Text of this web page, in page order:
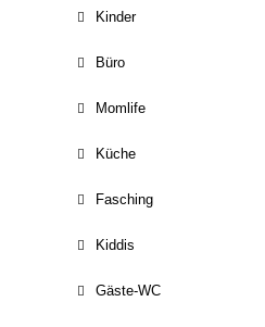
Kinder
Büro
Momlife
Küche
Fasching
Kiddis
Gäste-WC